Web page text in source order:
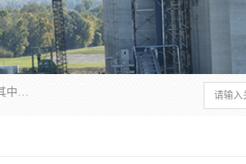
江苏国胜石化装备科技有限公司生产的产品广泛的应用于石油、石化等行业中，产品种类齐全，其中包括装卸鹤管、汽车鹤管、火车鹤管、装车鹤管、卸车鹤管、上装鹤管、下装鹤管、lng鹤管、发油鹤管、液氨鹤管、液化气鹤管等，我们生产的产品质量上乘，价格实惠，服务好，买鹤管就到国胜石化装备！